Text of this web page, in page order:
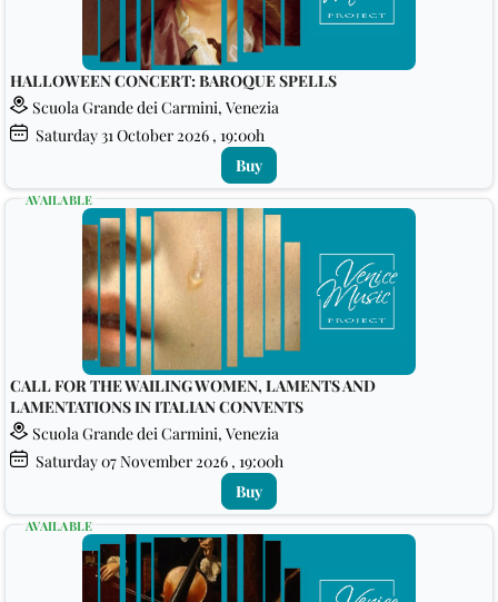
HALLOWEEN CONCERT: BAROQUE SPELLS
Scuola Grande dei Carmini, Venezia
Saturday31October 2026 , 19:00h
Buy
CALL FOR THE WAILING WOMEN, LAMENTS AND
LAMENTATIONS IN ITALIAN CONVENTS
Scuola Grande dei Carmini, Venezia
Saturday07November 2026 , 19:00h
AVAILABLE
Buy
AVAILABLE